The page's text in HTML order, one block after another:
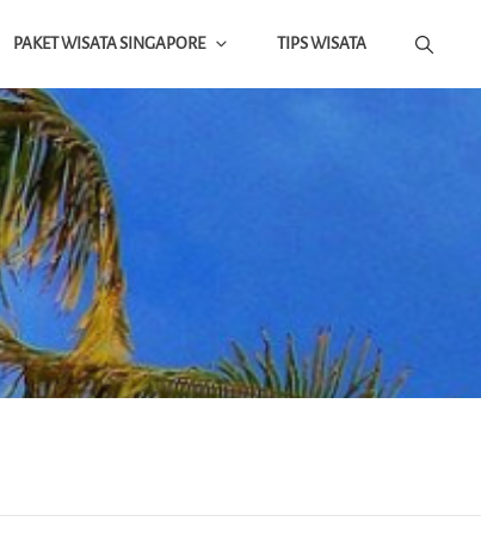
PAKET WISATA SINGAPORE TIPS WISATA